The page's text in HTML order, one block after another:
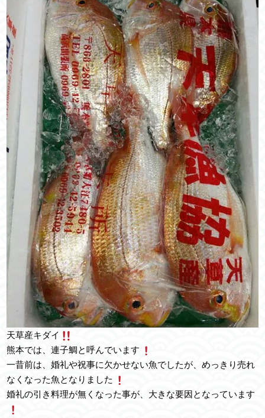
天草産キダイ
熊本では、連子鯛と呼んでいます
一昔前は、婚礼や祝事に欠かせない魚でしたが、めっきり売れ
なくなった魚となりました
婚礼の引き料理が無くなった事が、大きな要因となっています